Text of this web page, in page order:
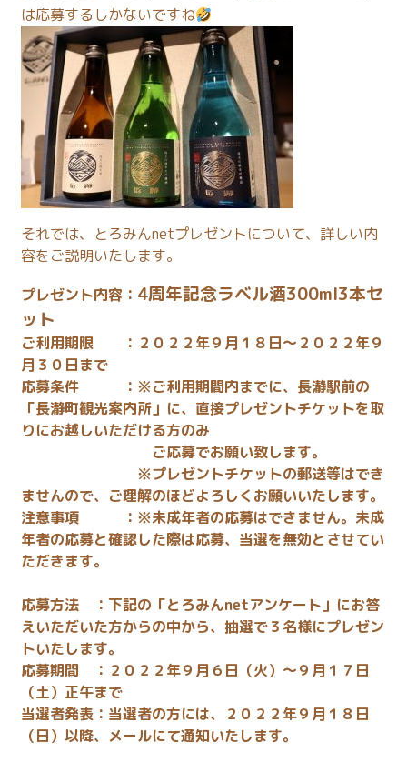
は応募するしかないですね
それでは、とろみんnetプレゼントについて、詳しい内
容をご説明いたします。
プレゼント内容： 4周年記念ラベル酒300ml3本セ
ット
ご利用期限 ：２０２２年９月１８日～２０２２年９
月３０日まで
応募条件 ：※ご利用期間内までに、長瀞駅前の
「長瀞町観光案内所」に、直接プレゼントチケットを取
りにお越しいただける方のみ
ご応募でお願い致します。
※プレゼントチケットの郵送等はでき
ませんので、ご理解のほどよろしくお願いいたします。
注意事項 ：※未成年者の応募はできません。未成
年者の応募と確認した際は応募、当選を無効とさせてい
ただきます。
応募方法 ：下記の「とろみんnetアンケート」にお答
えいただいた方からの中から、抽選で３名様にプレゼン
トいたします。
応募期間 ：２０２２年９月６日（火）～９月１７日
（土）正午まで
当選者発表：当選者の方には、２０２２年９月１８日
（日）以降、メールにて通知いたします。